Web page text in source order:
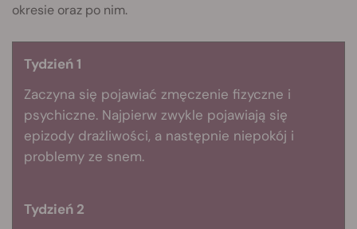
okresie oraz po nim.
Tydzień 1
Zaczyna się pojawiać zmęczenie fizyczne i
psychiczne. Najpierw zwykle pojawiają się
epizody drażliwości, a następnie niepokój i
problemy ze snem.
Tydzień 2